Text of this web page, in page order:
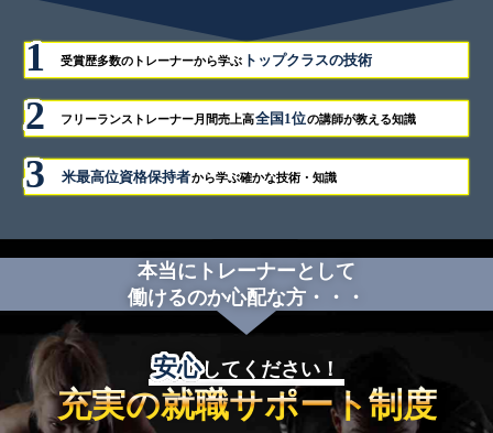
受賞歴多数のトレーナーから学ぶ トップクラスの技術
フリーランストレーナー月間売上高全国1位の講師が教える知識
米最高位資格保持者から学ぶ確かな技術・知識
本当にトレーナーとして
働けるのか心配な方・・・
安心してください！
充実の就職サポート制度